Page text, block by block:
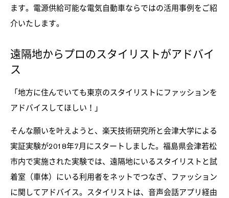
ます。電源供給可能な電気自動車ならではの活用事例をご紹
介いたします。
遠隔地からプロのスタイリストがアドバイ
ス
「地方に住んでいても東京のスタイリストにファッションを
アドバイスしてほしい！」
そんな願いを叶えようと、楽天技術研究所と会津大学による
実証実験が2018年7月にスタートしました。福島県会津若松
市内で実施された実験では、遠隔地にいるスタイリストと試
着室（車体）にいる利用者をネットでつなぎ、ファッション
に関してアドバイス。スタイリストは、音声会話アプリ経由